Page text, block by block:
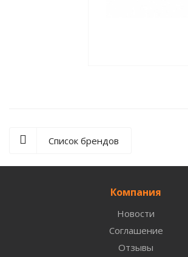
Список брендов
Компания
Новости
Соглашение
Отзывы